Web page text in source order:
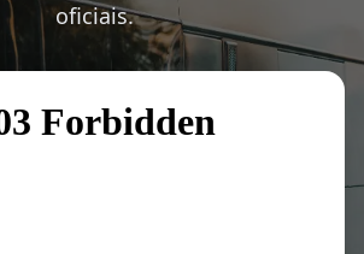
oficiais.